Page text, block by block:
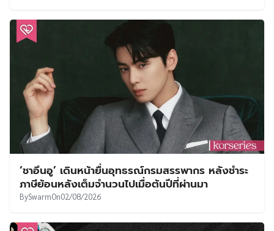
‘ชาอึนอู’ เดินหน้ายื่นอุทธรณ์กรมสรรพากร หลังชำระ
ภาษีย้อนหลังเต็มจำนวนไปเมื่อต้นปีที่ผ่านมา
BySwarmOn02/08/2026